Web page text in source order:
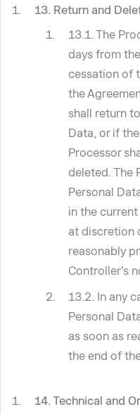
13. Return and
13.1. The
days from
cessation of
the
shall return
Data, or if
Processor
deleted. The
Personal
in the
at discretion
reasonably
Controller’s
13.2. In any
Personal
as soon as
the end of
14. Technical and